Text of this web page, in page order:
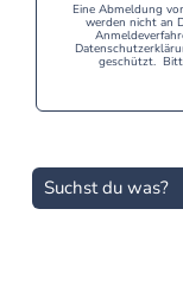
Eine Abmeldung
werden nicht an
geschützt.